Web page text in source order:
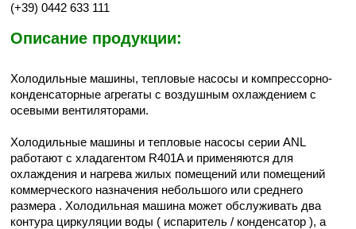
(+39) 0442 633 111
Описание продукции:
Холодильные машины, тепловые насосы и компрессорно-
конденсаторные агрегаты с воздушным охлаждением с
осевыми вентиляторами.
Холодильные машины и тепловые насосы серии ANL
работают с хладагентом R401A и применяются для
охлаждения и нагрева жилых помещений или помещений
коммерческого назначения небольшого или среднего
размера . Холодильная машина может обслуживать два
контура циркуляции воды ( испаритель / конденсатор ), а